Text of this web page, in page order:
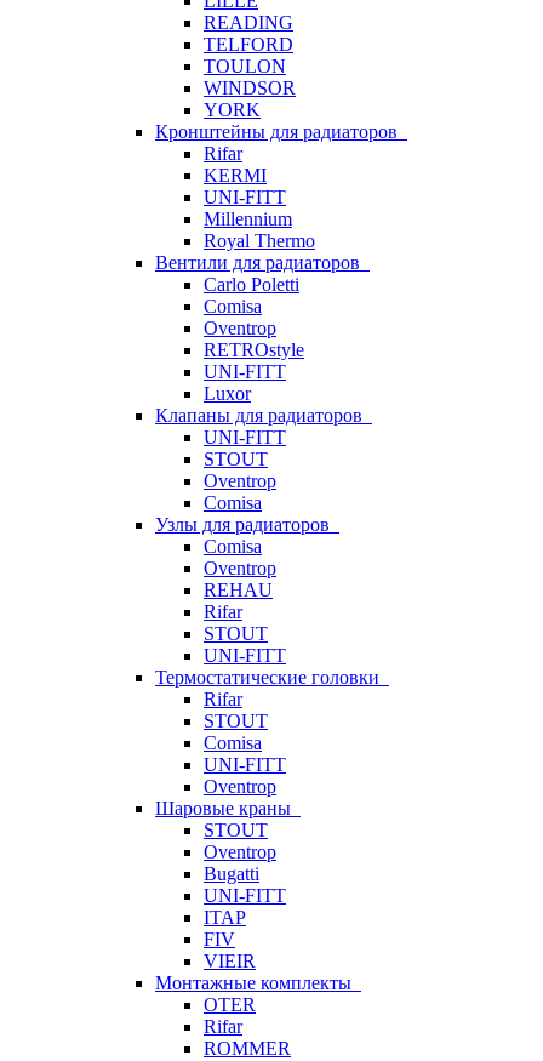
READING
TELFORD
TOULON
WINDSOR
YORK
Кронштейны для радиаторов
Rifar
KERMI
UNI-FITT
Millennium
Royal Thermo
Вентили для радиаторов
Carlo Poletti
Comisa
Oventrop
RETROstyle
UNI-FITT
Luxor
Клапаны для радиаторов
UNI-FITT
STOUT
Oventrop
Comisa
Узлы для радиаторов
Comisa
Oventrop
REHAU
Rifar
STOUT
UNI-FITT
Термостатические головки
Rifar
STOUT
Comisa
UNI-FITT
Oventrop
Шаровые краны
STOUT
Oventrop
Bugatti
UNI-FITT
ITAP
FIV
VIEIR
Монтажные комплекты
OTER
Rifar
ROMMER